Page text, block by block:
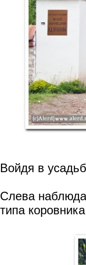
Войдя в
Слева
типа